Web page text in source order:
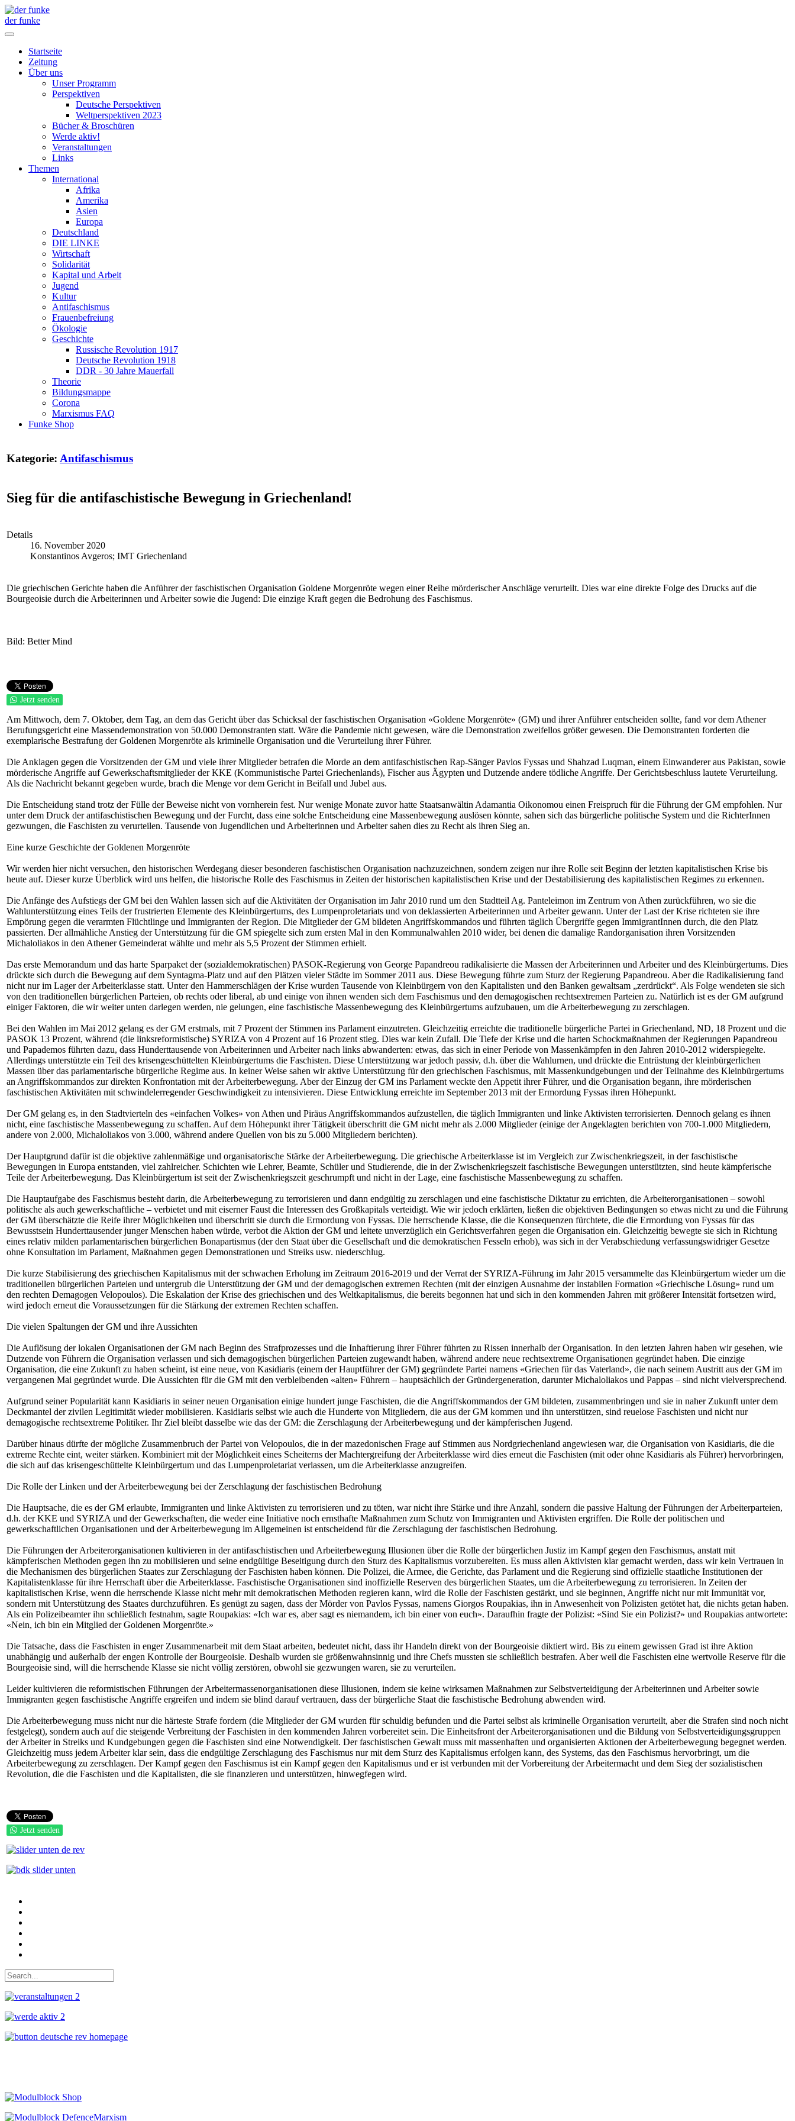
der funke
Startseite
Zeitung
Über uns
Unser Programm
Perspektiven
Deutsche Perspektiven
Weltperspektiven 2023
Bücher & Broschüren
Werde aktiv!
Veranstaltungen
Links
Themen
International
Afrika
Amerika
Asien
Europa
Deutschland
DIE LINKE
Wirtschaft
Solidarität
Kapital und Arbeit
Jugend
Kultur
Antifaschismus
Frauenbefreiung
Ökologie
Geschichte
Russische Revolution 1917
Deutsche Revolution 1918
DDR - 30 Jahre Mauerfall
Theorie
Bildungsmappe
Corona
Marxismus FAQ
Funke Shop
Kategorie: Antifaschismus
Sieg für die antifaschistische Bewegung in Griechenland!
Details
16. November 2020
Konstantinos Avgeros; IMT Griechenland
Die griechischen Gerichte haben die Anführer der faschistischen Organisation Goldene Morgenröte wegen einer Reihe mörderischer Anschläge verurteilt. Dies war eine direkte Folge des Drucks auf die
Bourgeoisie durch die Arbeiterinnen und Arbeiter sowie die Jugend: Die einzige Kraft gegen die Bedrohung des Faschismus.
Bild: Better Mind
Jetzt senden
Am Mittwoch, dem 7. Oktober, dem Tag, an dem das Gericht über das Schicksal der faschistischen Organisation «Goldene Morgenröte» (GM) und ihrer Anführer entscheiden sollte, fand vor dem Athener
Berufungsgericht eine Massendemonstration von 50.000 Demonstranten statt. Wäre die Pandemie nicht gewesen, wäre die Demonstration zweifellos größer gewesen. Die Demonstranten forderten die
exemplarische Bestrafung der Goldenen Morgenröte als kriminelle Organisation und die Verurteilung ihrer Führer.
Die Anklagen gegen die Vorsitzenden der GM und viele ihrer Mitglieder betrafen die Morde an dem antifaschistischen Rap-Sänger Pavlos Fyssas und Shahzad Luqman, einem Einwanderer aus Pakistan, sowie
mörderische Angriffe auf Gewerkschaftsmitglieder der KKE (Kommunistische Partei Griechenlands), Fischer aus Ägypten und Dutzende andere tödliche Angriffe. Der Gerichtsbeschluss lautete Verurteilung.
Als die Nachricht bekannt gegeben wurde, brach die Menge vor dem Gericht in Beifall und Jubel aus.
Die Entscheidung stand trotz der Fülle der Beweise nicht von vornherein fest. Nur wenige Monate zuvor hatte Staatsanwältin Adamantia Oikonomou einen Freispruch für die Führung der GM empfohlen. Nur
unter dem Druck der antifaschistischen Bewegung und der Furcht, dass eine solche Entscheidung eine Massenbewegung auslösen könnte, sahen sich das bürgerliche politische System und die RichterInnen
gezwungen, die Faschisten zu verurteilen. Tausende von Jugendlichen und Arbeiterinnen und Arbeiter sahen dies zu Recht als ihren Sieg an.
Eine kurze Geschichte der Goldenen Morgenröte
Wir werden hier nicht versuchen, den historischen Werdegang dieser besonderen faschistischen Organisation nachzuzeichnen, sondern zeigen nur ihre Rolle seit Beginn der letzten kapitalistischen Krise bis
heute auf. Dieser kurze Überblick wird uns helfen, die historische Rolle des Faschismus in Zeiten der historischen kapitalistischen Krise und der Destabilisierung des kapitalistischen Regimes zu erkennen.
Die Anfänge des Aufstiegs der GM bei den Wahlen lassen sich auf die Aktivitäten der Organisation im Jahr 2010 rund um den Stadtteil Ag. Panteleimon im Zentrum von Athen zurückführen, wo sie die
Wahlunterstützung eines Teils der frustrierten Elemente des Kleinbürgertums, des Lumpenproletariats und von deklassierten Arbeiterinnen und Arbeiter gewann. Unter der Last der Krise richteten sie ihre
Empörung gegen die verarmten Flüchtlinge und Immigranten der Region. Die Mitglieder der GM bildeten Angriffskommandos und führten täglich Übergriffe gegen ImmigrantInnen durch, die den Platz
passierten. Der allmähliche Anstieg der Unterstützung für die GM spiegelte sich zum ersten Mal in den Kommunalwahlen 2010 wider, bei denen die damalige Randorganisation ihren Vorsitzenden
Michaloliakos in den Athener Gemeinderat wählte und mehr als 5,5 Prozent der Stimmen erhielt.
Das erste Memorandum und das harte Sparpaket der (sozialdemokratischen) PASOK-Regierung von George Papandreou radikalisierte die Massen der Arbeiterinnen und Arbeiter und des Kleinbürgertums. Dies
drückte sich durch die Bewegung auf dem Syntagma-Platz und auf den Plätzen vieler Städte im Sommer 2011 aus. Diese Bewegung führte zum Sturz der Regierung Papandreou. Aber die Radikalisierung fand
nicht nur im Lager der Arbeiterklasse statt. Unter den Hammerschlägen der Krise wurden Tausende von Kleinbürgern von den Kapitalisten und den Banken gewaltsam „zerdrückt“. Als Folge wendeten sie sich
von den traditionellen bürgerlichen Parteien, ob rechts oder liberal, ab und einige von ihnen wenden sich dem Faschismus und den demagogischen rechtsextremen Parteien zu. Natürlich ist es der GM aufgrund
einiger Faktoren, die wir weiter unten darlegen werden, nie gelungen, eine faschistische Massenbewegung des Kleinbürgertums aufzubauen, um die Arbeiterbewegung zu zerschlagen.
Bei den Wahlen im Mai 2012 gelang es der GM erstmals, mit 7 Prozent der Stimmen ins Parlament einzutreten. Gleichzeitig erreichte die traditionelle bürgerliche Partei in Griechenland, ND, 18 Prozent und die
PASOK 13 Prozent, während (die linksreformistische) SYRIZA von 4 Prozent auf 16 Prozent stieg. Dies war kein Zufall. Die Tiefe der Krise und die harten Schockmaßnahmen der Regierungen Papandreou
und Papademos führten dazu, dass Hunderttausende von Arbeiterinnen und Arbeiter nach links abwanderten: etwas, das sich in einer Periode von Massenkämpfen in den Jahren 2010-2012 widerspiegelte.
Allerdings unterstützte ein Teil des krisengeschüttelten Kleinbürgertums die Faschisten. Diese Unterstützung war jedoch passiv, d.h. über die Wahlurnen, und drückte die Entrüstung der kleinbürgerlichen
Massen über das parlamentarische bürgerliche Regime aus. In keiner Weise sahen wir aktive Unterstützung für den griechischen Faschismus, mit Massenkundgebungen und der Teilnahme des Kleinbürgertums
an Angriffskommandos zur direkten Konfrontation mit der Arbeiterbewegung. Aber der Einzug der GM ins Parlament weckte den Appetit ihrer Führer, und die Organisation begann, ihre mörderischen
faschistischen Aktivitäten mit schwindelerregender Geschwindigkeit zu intensivieren. Diese Entwicklung erreichte im September 2013 mit der Ermordung Fyssas ihren Höhepunkt.
Der GM gelang es, in den Stadtvierteln des «einfachen Volkes» von Athen und Piräus Angriffskommandos aufzustellen, die täglich Immigranten und linke Aktivisten terrorisierten. Dennoch gelang es ihnen
nicht, eine faschistische Massenbewegung zu schaffen. Auf dem Höhepunkt ihrer Tätigkeit überschritt die GM nicht mehr als 2.000 Mitglieder (einige der Angeklagten berichten von 700-1.000 Mitgliedern,
andere von 2.000, Michaloliakos von 3.000, während andere Quellen von bis zu 5.000 Mitgliedern berichten).
Der Hauptgrund dafür ist die objektive zahlenmäßige und organisatorische Stärke der Arbeiterbewegung. Die griechische Arbeiterklasse ist im Vergleich zur Zwischenkriegszeit, in der faschistische
Bewegungen in Europa entstanden, viel zahlreicher. Schichten wie Lehrer, Beamte, Schüler und Studierende, die in der Zwischenkriegszeit faschistische Bewegungen unterstützten, sind heute kämpferische
Teile der Arbeiterbewegung. Das Kleinbürgertum ist seit der Zwischenkriegszeit geschrumpft und nicht in der Lage, eine faschistische Massenbewegung zu schaffen.
Die Hauptaufgabe des Faschismus besteht darin, die Arbeiterbewegung zu terrorisieren und dann endgültig zu zerschlagen und eine faschistische Diktatur zu errichten, die Arbeiterorganisationen – sowohl
politische als auch gewerkschaftliche – verbietet und mit eiserner Faust die Interessen des Großkapitals verteidigt. Wie wir jedoch erklärten, ließen die objektiven Bedingungen so etwas nicht zu und die Führung
der GM überschätzte die Reife ihrer Möglichkeiten und überschritt sie durch die Ermordung von Fyssas. Die herrschende Klasse, die die Konsequenzen fürchtete, die die Ermordung von Fyssas für das
Bewusstsein Hunderttausender junger Menschen haben würde, verbot die Aktion der GM und leitete unverzüglich ein Gerichtsverfahren gegen die Organisation ein. Gleichzeitig bewegte sie sich in Richtung
eines relativ milden parlamentarischen bürgerlichen Bonapartismus (der den Staat über die Gesellschaft und die demokratischen Fesseln erhob), was sich in der Verabschiedung verfassungswidriger Gesetze
ohne Konsultation im Parlament, Maßnahmen gegen Demonstrationen und Streiks usw. niederschlug.
Die kurze Stabilisierung des griechischen Kapitalismus mit der schwachen Erholung im Zeitraum 2016-2019 und der Verrat der SYRIZA-Führung im Jahr 2015 versammelte das Kleinbürgertum wieder um die
traditionellen bürgerlichen Parteien und untergrub die Unterstützung der GM und der demagogischen extremen Rechten (mit der einzigen Ausnahme der instabilen Formation «Griechische Lösung» rund um
den rechten Demagogen Velopoulos). Die Eskalation der Krise des griechischen und des Weltkapitalismus, die bereits begonnen hat und sich in den kommenden Jahren mit größerer Intensität fortsetzen wird,
wird jedoch erneut die Voraussetzungen für die Stärkung der extremen Rechten schaffen.
Die vielen Spaltungen der GM und ihre Aussichten
Die Auflösung der lokalen Organisationen der GM nach Beginn des Strafprozesses und die Inhaftierung ihrer Führer führten zu Rissen innerhalb der Organisation. In den letzten Jahren haben wir gesehen, wie
Dutzende von Führern die Organisation verlassen und sich demagogischen bürgerlichen Parteien zugewandt haben, während andere neue rechtsextreme Organisationen gegründet haben. Die einzige
Organisation, die eine Zukunft zu haben scheint, ist eine neue, von Kasidiaris (einem der Hauptführer der GM) gegründete Partei namens «Griechen für das Vaterland», die nach seinem Austritt aus der GM im
vergangenen Mai gegründet wurde. Die Aussichten für die GM mit den verbleibenden «alten» Führern – hauptsächlich der Gründergeneration, darunter Michaloliakos und Pappas – sind nicht vielversprechend.
Aufgrund seiner Popularität kann Kasidiaris in seiner neuen Organisation einige hundert junge Faschisten, die die Angriffskommandos der GM bildeten, zusammenbringen und sie in naher Zukunft unter dem
Deckmantel der zivilen Legitimität wieder mobilisieren. Kasidiaris selbst wie auch die Hunderte von Mitgliedern, die aus der GM kommen und ihn unterstützen, sind reuelose Faschisten und nicht nur
demagogische rechtsextreme Politiker. Ihr Ziel bleibt dasselbe wie das der GM: die Zerschlagung der Arbeiterbewegung und der kämpferischen Jugend.
Darüber hinaus dürfte der mögliche Zusammenbruch der Partei von Velopoulos, die in der mazedonischen Frage auf Stimmen aus Nordgriechenland angewiesen war, die Organisation von Kasidiaris, die die
extreme Rechte eint, weiter stärken. Kombiniert mit der Möglichkeit eines Scheiterns der Machtergreifung der Arbeiterklasse wird dies erneut die Faschisten (mit oder ohne Kasidiaris als Führer) hervorbringen,
die sich auf das krisengeschüttelte Kleinbürgertum und das Lumpenproletariat verlassen, um die Arbeiterklasse anzugreifen.
Die Rolle der Linken und der Arbeiterbewegung bei der Zerschlagung der faschistischen Bedrohung
Die Hauptsache, die es der GM erlaubte, Immigranten und linke Aktivisten zu terrorisieren und zu töten, war nicht ihre Stärke und ihre Anzahl, sondern die passive Haltung der Führungen der Arbeiterparteien,
d.h. der KKE und SYRIZA und der Gewerkschaften, die weder eine Initiative noch ernsthafte Maßnahmen zum Schutz von Immigranten und Aktivisten ergriffen. Die Rolle der politischen und
gewerkschaftlichen Organisationen und der Arbeiterbewegung im Allgemeinen ist entscheidend für die Zerschlagung der faschistischen Bedrohung.
Die Führungen der Arbeiterorganisationen kultivieren in der antifaschistischen und Arbeiterbewegung Illusionen über die Rolle der bürgerlichen Justiz im Kampf gegen den Faschismus, anstatt mit
kämpferischen Methoden gegen ihn zu mobilisieren und seine endgültige Beseitigung durch den Sturz des Kapitalismus vorzubereiten. Es muss allen Aktivisten klar gemacht werden, dass wir kein Vertrauen in
die Mechanismen des bürgerlichen Staates zur Zerschlagung der Faschisten haben können. Die Polizei, die Armee, die Gerichte, das Parlament und die Regierung sind offizielle staatliche Institutionen der
Kapitalistenklasse für ihre Herrschaft über die Arbeiterklasse. Faschistische Organisationen sind inoffizielle Reserven des bürgerlichen Staates, um die Arbeiterbewegung zu terrorisieren. In Zeiten der
kapitalistischen Krise, wenn die herrschende Klasse nicht mehr mit demokratischen Methoden regieren kann, wird die Rolle der Faschisten gestärkt, und sie beginnen, Angriffe nicht nur mit Immunität vor,
sondern mit Unterstützung des Staates durchzuführen. Es genügt zu sagen, dass der Mörder von Pavlos Fyssas, namens Giorgos Roupakias, ihn in Anwesenheit von Polizisten getötet hat, die nichts getan haben.
Als ein Polizeibeamter ihn schließlich festnahm, sagte Roupakias: «Ich war es, aber sagt es niemandem, ich bin einer von euch». Daraufhin fragte der Polizist: «Sind Sie ein Polizist?» und Roupakias antwortete:
«Nein, ich bin ein Mitglied der Goldenen Morgenröte.»
Die Tatsache, dass die Faschisten in enger Zusammenarbeit mit dem Staat arbeiten, bedeutet nicht, dass ihr Handeln direkt von der Bourgeoisie diktiert wird. Bis zu einem gewissen Grad ist ihre Aktion
unabhängig und außerhalb der engen Kontrolle der Bourgeoisie. Deshalb wurden sie größenwahnsinnig und ihre Chefs mussten sie schließlich bestrafen. Aber weil die Faschisten eine wertvolle Reserve für die
Bourgeoisie sind, will die herrschende Klasse sie nicht völlig zerstören, obwohl sie gezwungen waren, sie zu verurteilen.
Leider kultivieren die reformistischen Führungen der Arbeitermassenorganisationen diese Illusionen, indem sie keine wirksamen Maßnahmen zur Selbstverteidigung der Arbeiterinnen und Arbeiter sowie
Immigranten gegen faschistische Angriffe ergreifen und indem sie blind darauf vertrauen, dass der bürgerliche Staat die faschistische Bedrohung abwenden wird.
Die Arbeiterbewegung muss nicht nur die härteste Strafe fordern (die Mitglieder der GM wurden für schuldig befunden und die Partei selbst als kriminelle Organisation verurteilt, aber die Strafen sind noch nicht
festgelegt), sondern auch auf die steigende Verbreitung der Faschisten in den kommenden Jahren vorbereitet sein. Die Einheitsfront der Arbeiterorganisationen und die Bildung von Selbstverteidigungsgruppen
der Arbeiter in Streiks und Kundgebungen gegen die Faschisten sind eine Notwendigkeit. Der faschistischen Gewalt muss mit massenhaften und organisierten Aktionen der Arbeiterbewegung begegnet werden.
Gleichzeitig muss jedem Arbeiter klar sein, dass die endgültige Zerschlagung des Faschismus nur mit dem Sturz des Kapitalismus erfolgen kann, des Systems, das den Faschismus hervorbringt, um die
Arbeiterbewegung zu zerschlagen. Der Kampf gegen den Faschismus ist ein Kampf gegen den Kapitalismus und er ist verbunden mit der Vorbereitung der Arbeitermacht und dem Sieg der sozialistischen
Revolution, die die Faschisten und die Kapitalisten, die sie finanzieren und unterstützen, hinwegfegen wird.
Jetzt senden